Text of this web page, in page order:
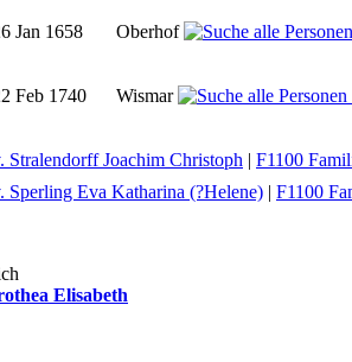
Jan 1658
Oberhof
Feb 1740
Wismar
Stralendorff Joachim Christoph | F1100
Sperling Eva Katharina (?Helene) | F1100
Elisabeth